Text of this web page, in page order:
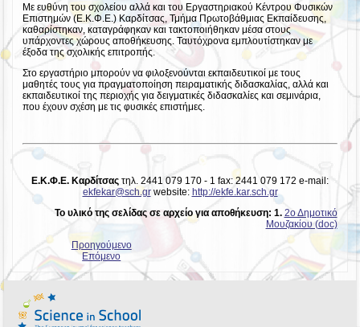
Με ευθύνη του σχολείου αλλά και του Εργαστηριακού Κέντρου Φυσικών
Επιστημών (Ε.Κ.Φ.Ε.) Καρδίτσας, Τμήμα Πρωτοβάθμιας Εκπαίδευσης,
καθαρίστηκαν, καταγράφηκαν και τακτοποιήθηκαν μέσα στους
υπάρχοντες χώρους αποθήκευσης. Ταυτόχρονα εμπλουτίστηκαν με
έξοδα της σχολικής επιτροπής.
Στο εργαστήριο μπορούν να φιλοξενούνται εκπαιδευτικοί με τους
μαθητές τους για πραγματοποίηση πειραματικής διδασκαλίας, αλλά και
εκπαιδευτικοί της περιοχής για δειγματικές διδασκαλίες και σεμινάρια,
που έχουν σχέση με τις φυσικές επιστήμες.
Ε.Κ.Φ.Ε. Καρδίτσας τηλ. 2441 079 170 - 1 fax: 2441 079 172 e-mail:
ekfekar@sch.grwebsite: http://ekfe.kar.sch.gr
Το υλικό της σελίδας σε αρχείο για αποθήκευση: 1. 2ο Δημοτικό
Μουζακίου (doc)
Προηγούμενο
Επόμενο